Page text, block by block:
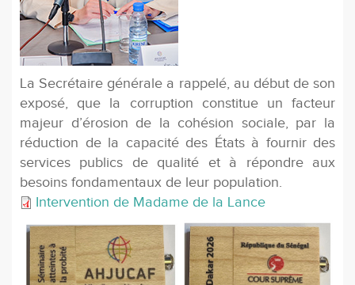
La Secrétaire générale a rappelé, au début de son
exposé, que la corruption constitue un facteur
majeur d’érosion de la cohésion sociale, par la
réduction de la capacité des États à fournir des
services publics de qualité et à répondre aux
besoins fondamentaux de leur population.
Intervention de Madame de la Lance